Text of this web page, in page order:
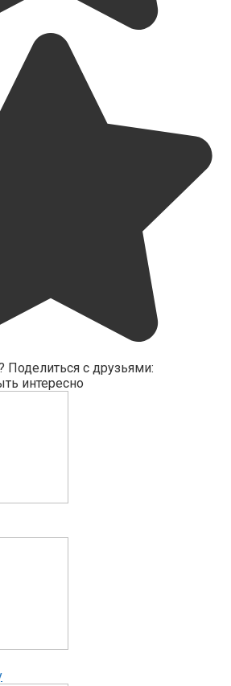
Поделиться с друзьями:
интересно